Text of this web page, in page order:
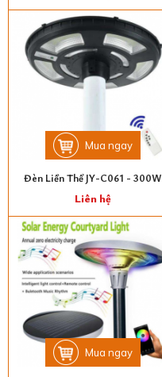
Mua ngay
Đèn Liền Thể JY-C061 - 300W
Liên hệ
Mua ngay